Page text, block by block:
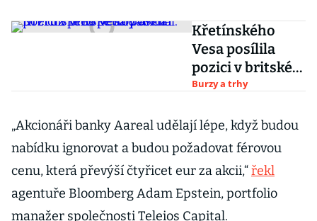
Křetínského
Vesa posílila
pozici v britské
Royal Mail. Drží
akcií
Burzy a trhy
„Akcionáři banky Aareal udělají lépe, když budou
nabídku ignorovat a budou požadovat férovou
cenu, která převýší čtyřicet eur za akcii,“řekl
agentuře Bloomberg Adam Epstein, portfolio
manažer společnosti Teleios Capital.